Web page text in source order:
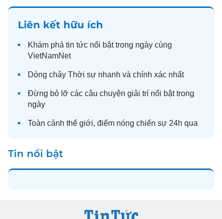
Liên kết hữu ích
Khám phá tin tức nổi bật trong ngày cùng
VietNamNet
Dòng chảy Thời sự nhanh và chính xác nhất
Đừng bỏ lỡ các câu chuyện giải trí nổi bật trong
ngày
Toàn cảnh thế giới, điểm nóng chiến sự 24h qua
Tin nổi bật